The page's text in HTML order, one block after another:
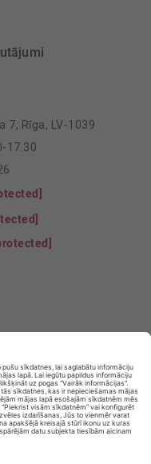
7, Rīga, LV-1039
17.30
noteikumi